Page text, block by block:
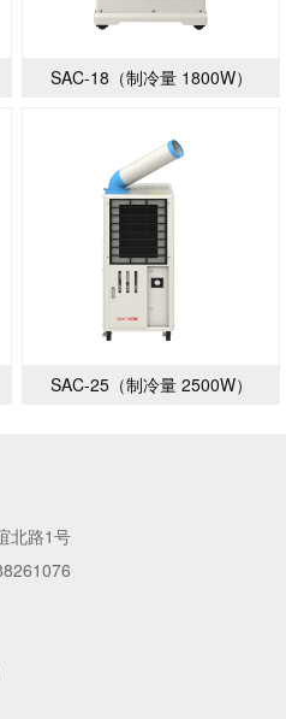
SAC-18（制冷量 1800W）
SAC-25（制冷量 2500W）
北路1号